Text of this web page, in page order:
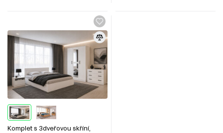
Komplet s 3dveřovou skříní,